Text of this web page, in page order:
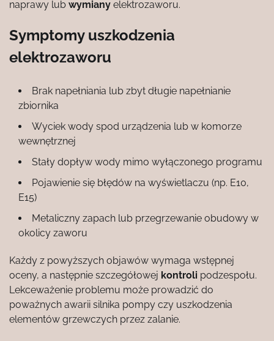
naprawy lub wymiany elektrozaworu.
Symptomy uszkodzenia
elektrozaworu
Brak napełniania lub zbyt długie napełnianie
zbiornika
Wyciek wody spod urządzenia lub w komorze
wewnętrznej
Stały dopływ wody mimo wyłączonego programu
Pojawienie się błędów na wyświetlaczu (np. E10,
E15)
Metaliczny zapach lub przegrzewanie obudowy w
okolicy zaworu
Każdy z powyższych objawów wymaga wstępnej
oceny, a następnie szczegółowej kontroli podzespołu.
Lekceważenie problemu może prowadzić do
poważnych awarii silnika pompy czy uszkodzenia
elementów grzewczych przez zalanie.